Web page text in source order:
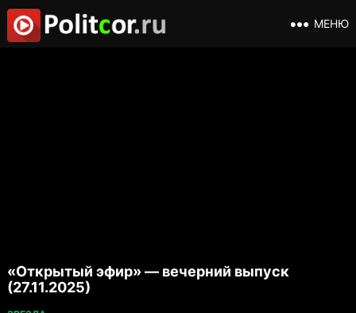
МЕНЮ
«Открытый эфир» — вечерний выпуск
(27.11.2025)